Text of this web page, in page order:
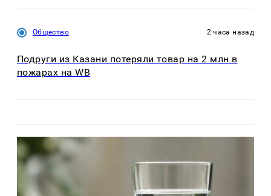
Общество 2 часа назад
Подруги из Казани потеряли товар на 2 млн в
пожарах на WB